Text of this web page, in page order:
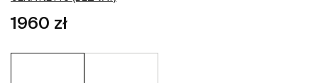
1960 zł